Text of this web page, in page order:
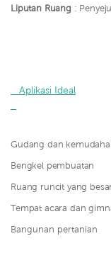
Liputan Ruang :
Gudang dan
Bengkel pembuatan
Ruang runcit yang
Tempat acara dan
Bangunan pertanian